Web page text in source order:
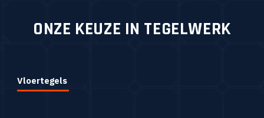
ONZE KEUZE IN TEGELWERK
Vloertegels